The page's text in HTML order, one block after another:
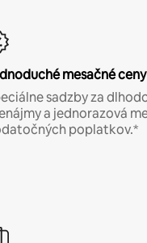
mesačné ceny
sadzby za
a jednorazová
poplatkov.*